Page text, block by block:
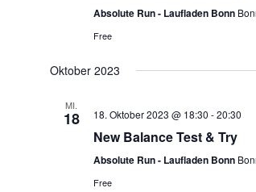
Absolute Run - Laufladen Bonn
Free
Oktober 2023
MI.
18 18. Oktober 2023 @ 18:30 -20:30
New Balance Test & Try
Absolute Run - Laufladen Bonn
Free